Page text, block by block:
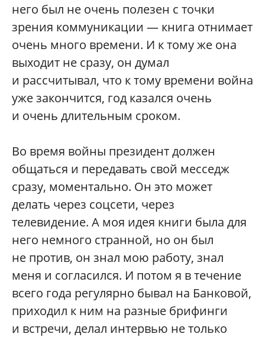
него был не очень полезен с точки
зрения коммуникации — книга отнимает
очень много времени. И к тому же она
выходит не сразу, он думал
и рассчитывал, что к тому времени война
уже закончится, год казался очень
и очень длительным сроком.
Во время войны президент должен
общаться и передавать свой месседж
сразу, моментально. Он это может
делать через соцсети, через
телевидение. А моя идея книги была для
него немного странной, но он был
не против, он знал мою работу, знал
меня и согласился. И потом я в течение
всего года регулярно бывал на Банковой,
приходил к ним на разные брифинги
и встречи, делал интервью не только